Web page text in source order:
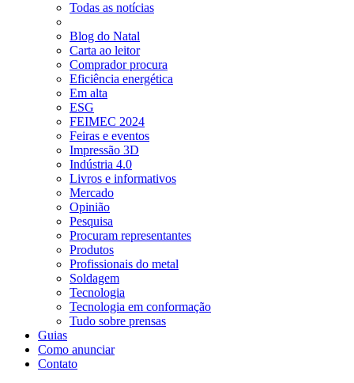
Todas as notícias
Blog do Natal
Carta ao leitor
Comprador procura
Eficiência energética
Em alta
ESG
FEIMEC 2024
Feiras e eventos
Impressão 3D
Indústria 4.0
Livros e informativos
Mercado
Opinião
Pesquisa
Procuram representantes
Produtos
Profissionais do metal
Soldagem
Tecnologia
Tecnologia em conformação
Tudo sobre prensas
Guias
Como anunciar
Contato